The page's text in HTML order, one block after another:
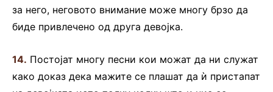
за него, неговото внимание може многу брзо да
биде привлечено од друга девојка.
14. Постојат многу песни кои можат да ни служат
како доказ дека мажите се плашат да ѝ пристапат